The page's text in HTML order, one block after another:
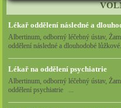
Lékař oddělení následné a
Albertinum, odborný léčebný ústav,
oddělení následné a dlouhodobé
Lékař na oddělení psychiatrie
Albertinum, odborný léčebný ústav,
oddělení psychiatrie ...
personalizované reklamy
Technické cookies lišty
díky které si naše webové
nakládat.
Cookies nikdy
jakkoli identifikovali, a